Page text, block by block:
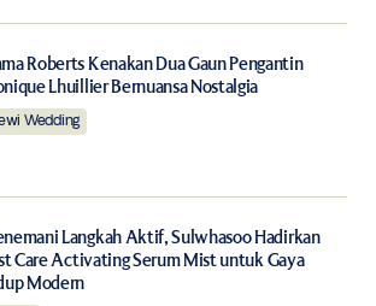
Roberts Kenakan Dua Gaun Pengantin
Lhuillier Bernuansa Nostalgia
Wedding
Langkah Aktif, Sulwhasoo Hadirkan
Care Activating Serum Mist untuk Gaya
Modern